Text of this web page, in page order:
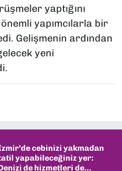
yaptığını
yapımcılarla bir
Gelişmenin ardından
yeni
cebinizi yakmadan
yapabileceğiniz yer:
de hizmetleri de